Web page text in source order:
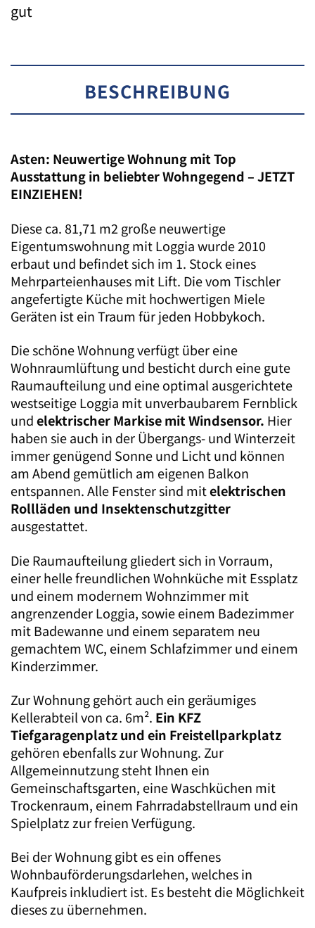
gut
BESCHREIBUNG
Asten: Neuwertige Wohnung mit Top
Ausstattung in beliebter Wohngegend– JETZT
EINZIEHEN!
Diese ca. 81,71 m2 große neuwertige
Eigentumswohnung mit Loggia wurde 2010
erbaut und befindet sich im 1. Stock eines
Mehrparteienhauses mit Lift. Die vom Tischler
angefertigte Küche mit hochwertigen Miele
Geräten ist ein Traum für jeden Hobbykoch.
Die schöne Wohnung verfügt über eine
Wohnraumlüftung und besticht durch eine gute
Raumaufteilung und eine optimal ausgerichtete
westseitige Loggia mit unverbaubarem Fernblick
undelektrischer Markise mit Windsensor. Hier
haben sie auch in der Übergangs- und Winterzeit
immer genügend Sonne und Licht und können
am Abend gemütlich am eigenen Balkon
entspannen. Alle Fenster sind mitelektrischen
Rollläden und Insektenschutzgitter
ausgestattet.
Die Raumaufteilung gliedert sich in Vorraum,
einer helle freundlichen Wohnküche mit Essplatz
und einem modernem Wohnzimmer mit
angrenzender Loggia, sowie einem Badezimmer
mit Badewanne und einem separatem neu
gemachtem WC, einem Schlafzimmer und einem
Kinderzimmer.
Zur Wohnung gehört auch ein geräumiges
Kellerabteil von ca. 6m². Ein KFZ
Tiefgaragenplatz und ein Freistellparkplatz
gehören ebenfalls zur Wohnung. Zur
Allgemeinnutzung steht Ihnen ein
Gemeinschaftsgarten, eine Waschküchen mit
Trockenraum, einem Fahrradabstellraum und ein
Spielplatz zur freien Verfügung.
Bei der Wohnung gibt es ein offenes
Wohnbauförderungsdarlehen, welches in
Kaufpreis inkludiert ist. Es besteht die Möglichkeit
dieses zu übernehmen.